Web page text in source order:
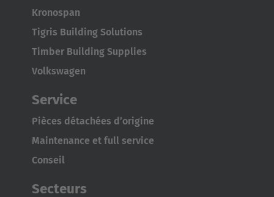
Kronospan
Tigris Building Solutions
Timber Building Supplies
Volkswagen
Service
Pièces détachées d’origine
Maintenance et full service
Conseil
Secteurs